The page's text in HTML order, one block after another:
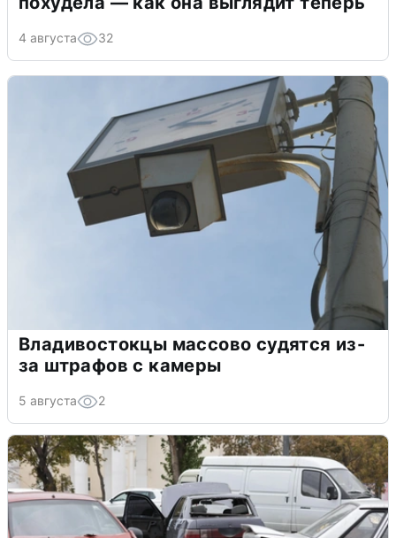
4 августа 32
Владивостокцы массово судятся из-
за штрафов с камеры
5 августа 2